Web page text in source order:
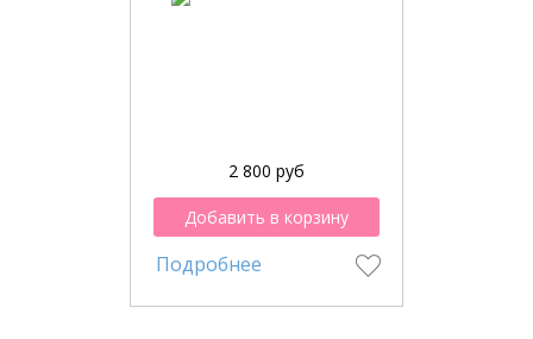
2 800 руб
Добавить в корзину
Подробнее